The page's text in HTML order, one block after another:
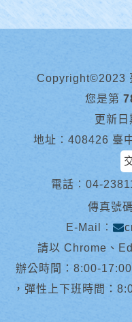
Copyright©2023
您是第
更新日
地址︰408426 臺
電話︰ 04-
傳真號
E-Mail︰
請以 Chrome、
辦公時間：8:00-
，彈性上下班時間：